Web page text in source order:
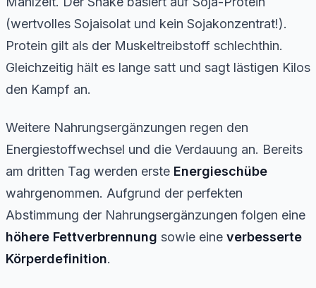
(wertvolles Sojaisolat und kein Sojakonzentrat!).
Protein gilt als der Muskeltreibstoff schlechthin.
Gleichzeitig hält es lange satt und sagt lästigen Kilos
den Kampf an.
Weitere Nahrungsergänzungen regen den
Energiestoffwechsel und die Verdauung an. Bereits
am dritten Tag werden erste Energieschübe
wahrgenommen. Aufgrund der perfekten
Abstimmung der Nahrungsergänzungen folgen eine
höhere Fettverbrennung sowie eine verbesserte
Körperdefinition.